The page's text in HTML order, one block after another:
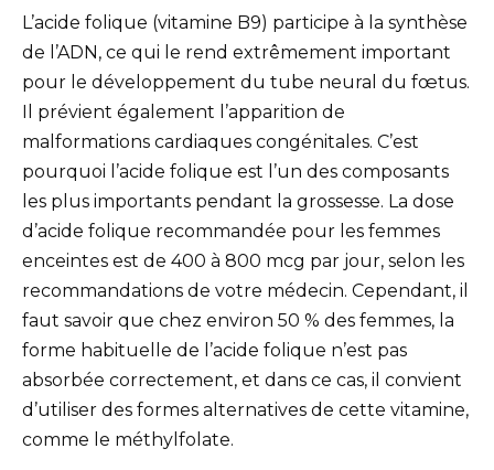
L’acide folique (vitamine B9) participe à la synthèse
de l’ADN, ce qui le rend extrêmement important
pour le développement du tube neural du fœtus.
Il prévient également l’apparition de
malformations cardiaques congénitales. C’est
pourquoi l’acide folique est l’un des composants
les plus importants pendant la grossesse. La dose
d’acide folique recommandée pour les femmes
enceintes est de 400 à 800 mcg par jour, selon les
recommandations de votre médecin. Cependant, il
faut savoir que chez environ 50 % des femmes, la
forme habituelle de l’acide folique n’est pas
absorbée correctement, et dans ce cas, il convient
d’utiliser des formes alternatives de cette vitamine,
comme le méthylfolate.